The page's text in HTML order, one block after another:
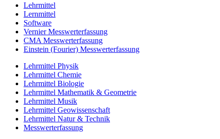
Lehrmittel
Lernmittel
Software
Vernier Messwerterfassung
CMA Messwerterfassung
Einstein (Fourier) Messwerterfassung
Lehrmittel Physik
Lehrmittel Chemie
Lehrmittel Biologie
Lehrmittel Mathematik & Geometrie
Lehrmittel Musik
Lehrmittel Geowissenschaft
Lehrmittel Natur & Technik
Messwerterfassung